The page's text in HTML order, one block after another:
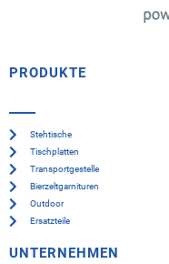
PRODUKTE
Stehtische
Tischplatten
Transportgestelle
Bierzeltgarnituren
Outdoor
Ersatzteile
UNTERNEHMEN